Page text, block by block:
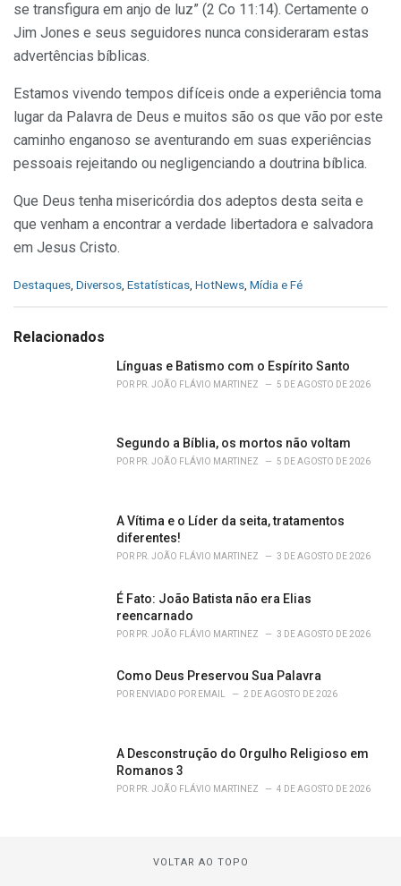
se transfigura em anjo de luz” (2 Co 11:14). Certamente o
Jim Jones e seus seguidores nunca consideraram estas
advertências bíblicas.
Estamos vivendo tempos difíceis onde a experiência toma
lugar da Palavra de Deus e muitos são os que vão por este
caminho enganoso se aventurando em suas experiências
pessoais rejeitando ou negligenciando a doutrina bíblica.
Que Deus tenha misericórdia dos adeptos desta seita e
que venham a encontrar a verdade libertadora e salvadora
em Jesus Cristo.
C
e
Destaques, Diversos, Estatísticas, HotNews, Mídia e Fé
Relacionados
Línguas e Batismo com o Espírito Santo
POR PR. JOÃO FLÁVIO MARTINEZ 5 DE AGOSTO DE 2026
Segundo a Bíblia, os mortos não voltam
POR PR. JOÃO FLÁVIO MARTINEZ 5 DE AGOSTO DE 2026
A Vítima e o Líder da seita, tratamentos
diferentes!
POR PR. JOÃO FLÁVIO MARTINEZ 3 DE AGOSTO DE 2026
É Fato: João Batista não era Elias
reencarnado
POR PR. JOÃO FLÁVIO MARTINEZ 3 DE AGOSTO DE 2026
Como Deus Preservou Sua Palavra
POR ENVIADO POR EMAIL 2 DE AGOSTO DE 2026
A Desconstrução do Orgulho Religioso em
Romanos 3
POR PR. JOÃO FLÁVIO MARTINEZ 4 DE AGOSTO DE 2026
VOLTAR AO TOPO